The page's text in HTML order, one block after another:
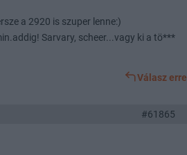
a 2920 is szuper lenne:)
Sarvary, scheer...vagy ki a tö***
Válasz erre
#61865